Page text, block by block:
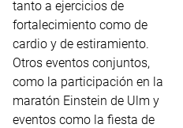
tanto a ejercicios de
fortalecimiento como de
cardio y de estiramiento.
Otros eventos conjuntos,
como la participación en la
maratón Einstein de Ulm y
eventos como la fiesta de